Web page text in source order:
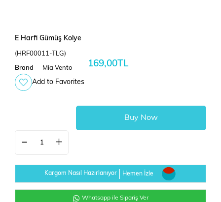
E Harfi Gümüş Kolye
(HRF00011-TLG)
Brand Mia Vento 169,00TL
Add to Favorites
Kargom Nasıl Hazırlanıyor Hemen İzle
Whatsapp ile Sipariş Ver